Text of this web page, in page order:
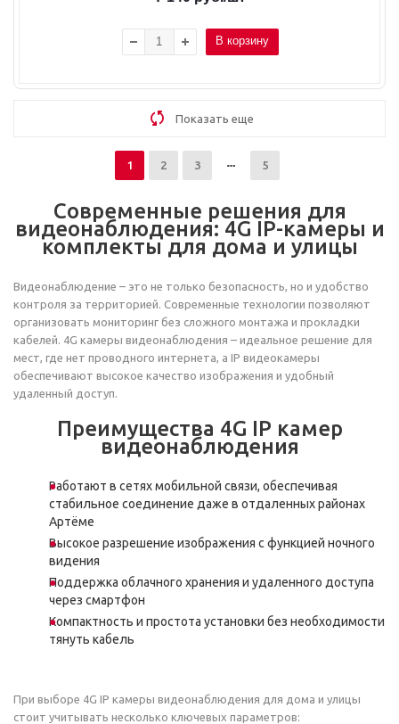
В корзину
Показать еще
1 2 3 5
Современные решения для
видеонаблюдения: 4G IP-камеры и
комплекты для дома и улицы
Видеонаблюдение – это не только безопасность, но и удобство
контроля за территорией. Современные технологии позволяют
организовать мониторинг без сложного монтажа и прокладки
кабелей. 4G камеры видеонаблюдения – идеальное решение для
мест, где нет проводного интернета, а IP видеокамеры
обеспечивают высокое качество изображения и удобный
удаленный доступ.
Преимущества 4G IP камер
видеонаблюдения
Работают в сетях мобильной связи, обеспечивая
стабильное соединение даже в отдаленных районах
Артёме
Высокое разрешение изображения с функцией ночного
видения
Поддержка облачного хранения и удаленного доступа
через смартфон
Компактность и простота установки без необходимости
тянуть кабель
При выборе 4G IP камеры видеонаблюдения для дома и улицы
стоит учитывать несколько ключевых параметров: